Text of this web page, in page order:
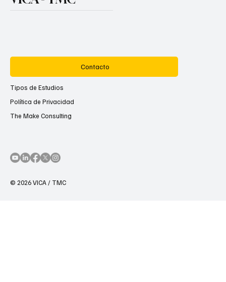
Contacto
Tipos de Estudios
Política de Privacidad
The Make Consulting
© 2026 VICA / TMC